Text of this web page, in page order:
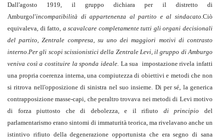
Dall'agosto 1919, il gruppo dichiara per il distretto di
Amburgol'incompatibilità di appartenenza al partito e al sindacato.Ciò
equivaleva, di fatto, a scavalcare completamente tutti gli organi decisionali
del partito, Zentrale compresa, su uno dei maggiori motivi di contrasto
interno.Per gli scopi scissionistici della Zentrale Levi, il gruppo di Amburgo
veniva così a costituire la sponda ideale. La sua impostazione rivela infatti
una propria coerenza interna, una compiutezza di obiettivi e metodi che non
si ritrova nell'opposizione di sinistra nel suo insieme. Di per sé, la generica
contrapposizione masse-capi, che peraltro trovava nei metodi di Levi motivo
di forza piuttosto che di debolezza, e il rifiuto di principio del
parlamentarismo erano sintomi di immaturità teorica, ma rivelavano anche un
istintivo rifiuto della degenerazione opportunista che era segno di sana